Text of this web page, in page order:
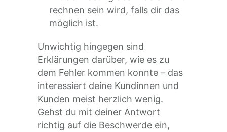
rechnen sein wird, falls dir das
möglich ist.
Unwichtig hingegen sind
Erklärungen darüber, wie es zu
dem Fehler kommen konnte – das
interessiert deine Kundinnen und
Kunden meist herzlich wenig.
Gehst du mit deiner Antwort
richtig auf die Beschwerde ein,